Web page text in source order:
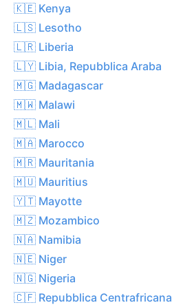
🇰🇪 Kenya
🇱🇸 Lesotho
🇱🇷 Liberia
🇱🇾 Libia, Repubblica Araba
🇲🇬 Madagascar
🇲🇼 Malawi
🇲🇱 Mali
🇲🇦 Marocco
🇲🇷 Mauritania
🇲🇺 Mauritius
🇾🇹 Mayotte
🇲🇿 Mozambico
🇳🇦 Namibia
🇳🇪 Niger
🇳🇬 Nigeria
🇨🇫 Repubblica Centrafricana